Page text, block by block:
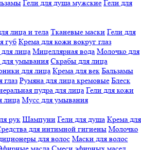
Гели для душа мужские Гели для
лица и тела Тканевые маски Гели для
губ Крема для кожи вокруг глаз
лица Мицеллярная вода Молочко для
умывания Скрабы для лица
для лица Крема для век Бальзамы
глаз Румяна для лица кремовые Блеск
пудра для лица Гели для кожи
лица Мусс для умывания
рук Шампуни Гели для душа Крема для
для интимной гигиены Молочко
для волос Маски для волос